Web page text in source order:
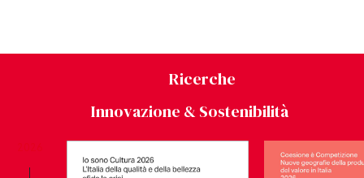
Ricerche
Innovazione & Sostenibilità